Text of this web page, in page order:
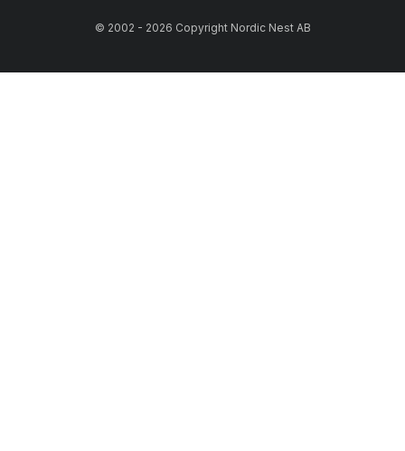
© 2002 - 2026 Copyright Nordic Nest AB